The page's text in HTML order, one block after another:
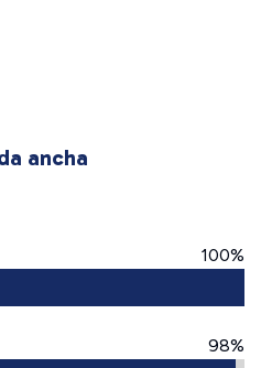
ancha
100%
98%